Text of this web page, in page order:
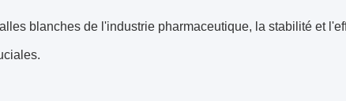
blanches de l'industrie pharmaceutique, la stabilité et